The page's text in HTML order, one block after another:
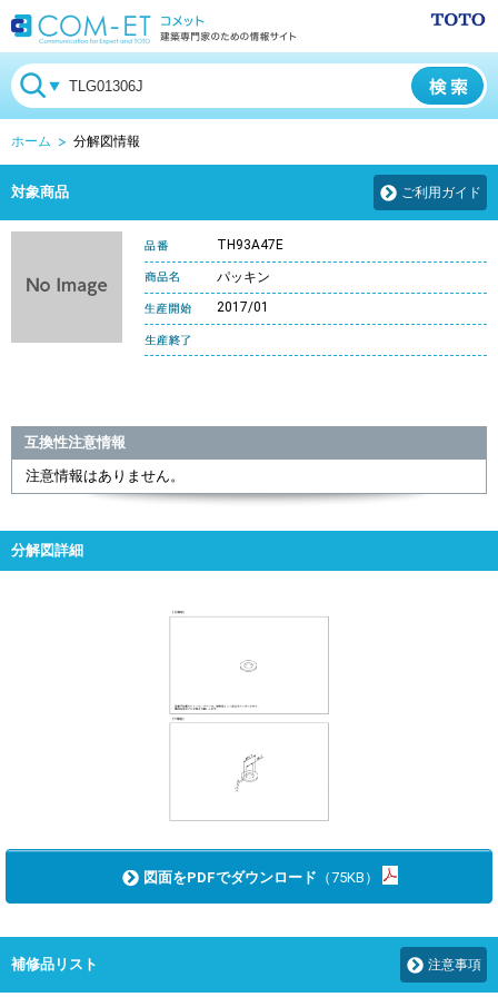
ホーム 分解図情報
対象商品 ご利用ガイド
TH93A47E
パッキン
2017/01
互換性注意情報
注意情報はありません。
分解図詳細
図面をPDFでダウンロード （75KB）
補修品リスト 注意事項